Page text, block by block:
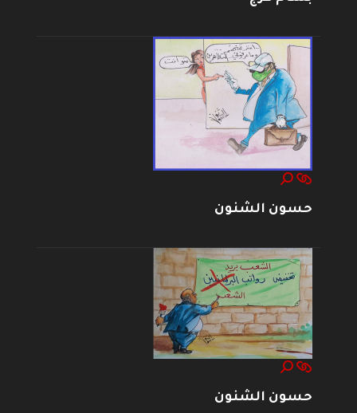
حسون الشنون
حسون الشنون